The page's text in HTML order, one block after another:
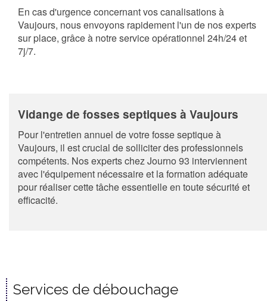
En cas d'urgence concernant vos canalisations à
Vaujours, nous envoyons rapidement l'un de nos experts
sur place, grâce à notre service opérationnel 24h/24 et
7j/7.
Vidange de fosses septiques à Vaujours
Pour l'entretien annuel de votre fosse septique à
Vaujours, il est crucial de solliciter des professionnels
compétents. Nos experts chez Journo 93 interviennent
avec l'équipement nécessaire et la formation adéquate
pour réaliser cette tâche essentielle en toute sécurité et
efficacité.
Services de débouchage